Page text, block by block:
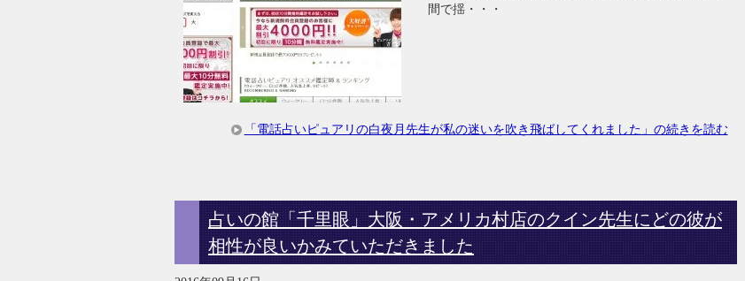
間で揺・・・
「電話占いピュアリの白夜月先生が私の迷いを吹き飛ばしてくれました」の続きを読む
占いの館「千里眼」大阪・アメリカ村店のクイン先生にどの彼が
相性が良いかみていただきました